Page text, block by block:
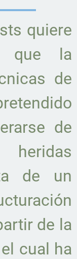
quiere
que la
de
de
de un
de la
cual ha